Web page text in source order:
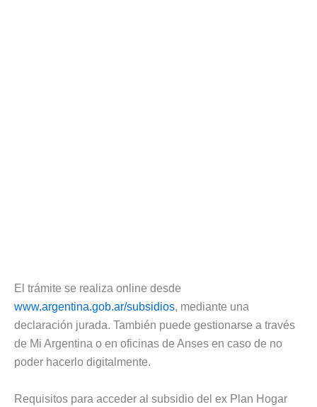
El trámite se realiza online desde
www.argentina.gob.ar/subsidios, mediante una
declaración jurada. También puede gestionarse a través
de Mi Argentina o en oficinas de Anses en caso de no
poder hacerlo digitalmente.
Requisitos para acceder al subsidio del ex Plan Hogar